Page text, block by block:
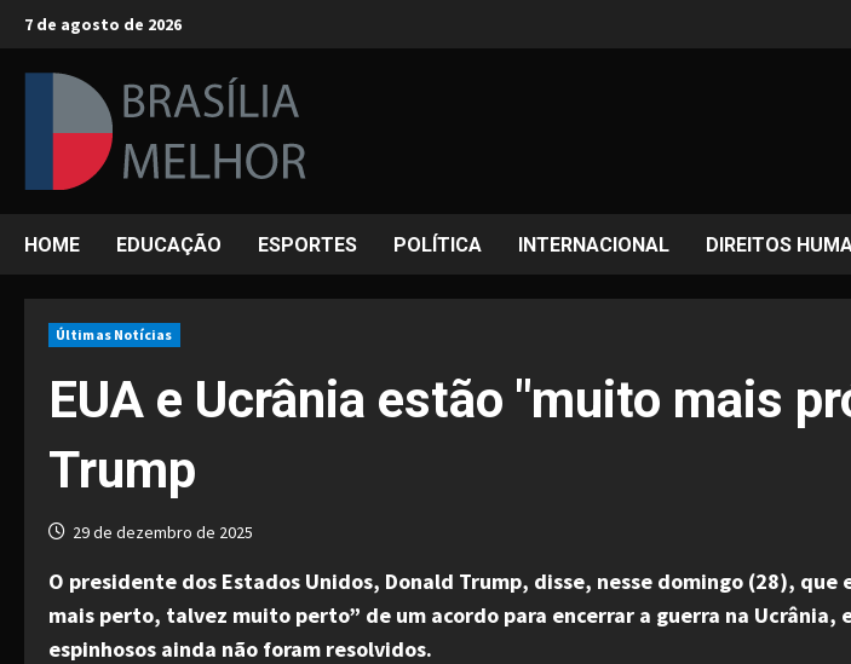
Skip
content
7 de agosto de 2026
HOME EDUCAÇÃO ESPORTES POLÍTICA INTERNACIONAL DIREITOS
Últimas Notícias
EUA e Ucrânia estão "muito mais
Trump
29 de dezembro de 2025
O presidente dos Estados Unidos, Donald Trump, disse, nesse domingo (28),
mais perto, talvez muito perto” de um acordo para encerrar a guerra na
espinhosos ainda não foram resolvidos.